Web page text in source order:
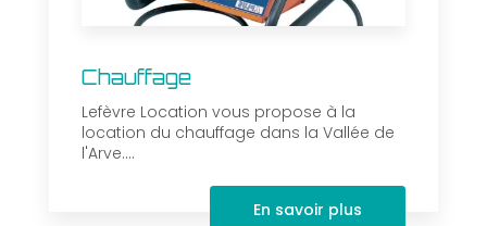
Chauffage
Lefèvre Location vous propose à la
location du chauffage dans la Vallée de
l'Arve....
En savoir plus